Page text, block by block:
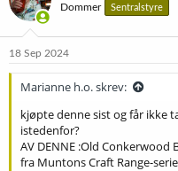
Dommer Sentralstyre
18 Sep 2024
Marianne h.o. skrev:
kjøpte denne sist og får ikke
istedenfor?
AV DENNE :Old Conkerwood
fra Muntons Craft Range-serie